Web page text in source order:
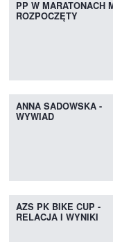
PP W MARATONACH
ROZPOCZĘTY
ANNA SADOWSKA -
WYWIAD
AZS PK BIKE CUP -
RELACJA I WYNIKI